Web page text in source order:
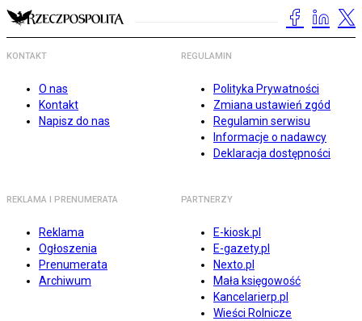
KONTAKT
O nas
Kontakt
Napisz do nas
REGULAMIN
Polityka Prywatności
Zmiana ustawień zgód
Regulamin serwisu
Informacje o nadawcy
Deklaracja dostępności
REKLAMA I PRENUMERATA
Reklama
Ogłoszenia
Prenumerata
Archiwum
PARTNERZY
E-kiosk.pl
E-gazety.pl
Nexto.pl
Mała księgowość
Kancelarierp.pl
Wieści Rolnicze